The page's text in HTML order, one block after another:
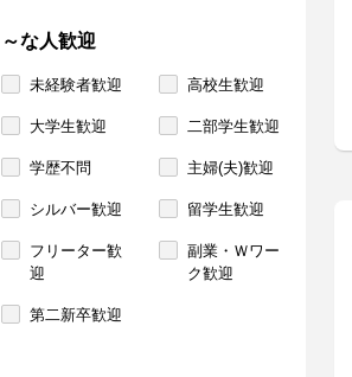
～な人歓迎
未経験者歓迎 高校生歓迎
大学生歓迎 二部学生歓迎
学歴不問 主婦(夫)歓迎
シルバー歓迎 留学生歓迎
フリーター歓
迎
副業・Ｗワー
ク歓迎
第二新卒歓迎